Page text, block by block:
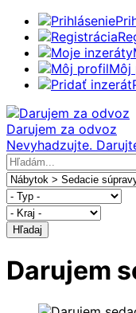
Môj
Darujem za odvoz
Nevyhadzujte.
Hľadaj
Darujem